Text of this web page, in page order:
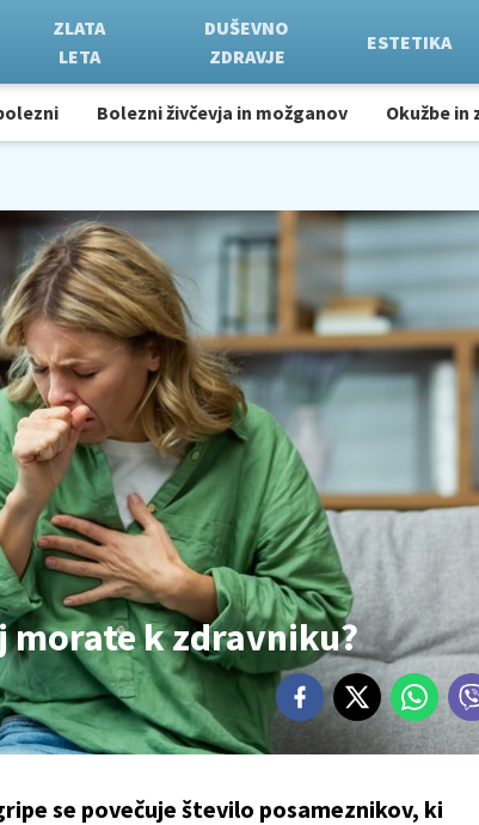
ZLATA
LETA
DUŠEVNO
ZDRAVJE
ESTETIKA
Bolezni živčevja in možganov Okužbe
morate k zdravniku?
se povečuje število posameznikov, ki